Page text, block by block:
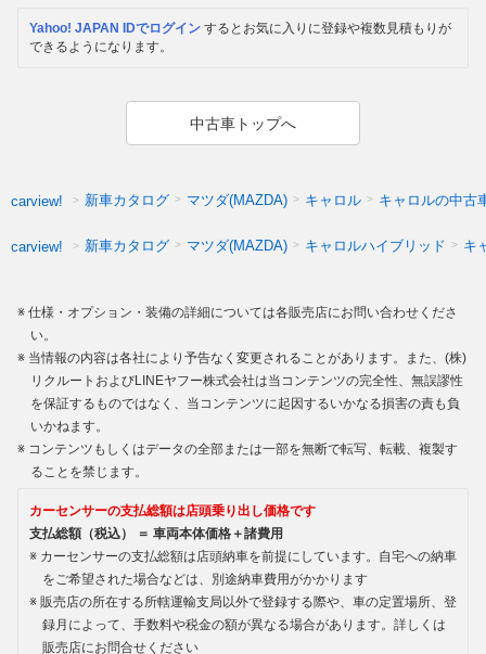
Yahoo! JAPAN IDでログイン するとお気に入りに登録や複数見積もりが
できるようになります。
中古車トップへ
carview! 新車カタログ マツダ(MAZDA) キャロル キャロルの中古
carview! 新車カタログ マツダ(MAZDA) キャロルハイブリッド キ
仕様・オプション・装備の詳細については各販売店にお問い合わせくださ
い。
当情報の内容は各社により予告なく変更されることがあります。また、(株)
リクルートおよびLINEヤフー株式会社は当コンテンツの完全性、無誤謬性
を保証するものではなく、当コンテンツに起因するいかなる損害の責も負
いかねます。
コンテンツもしくはデータの全部または一部を無断で転写、転載、複製す
ることを禁じます。
カーセンサーの支払総額は店頭乗り出し価格です
支払総額（税込） ＝ 車両本体価格＋諸費用
カーセンサーの支払総額は店頭納車を前提にしています。自宅への納車
をご希望された場合などは、別途納車費用がかかります
販売店の所在する所轄運輸支局以外で登録する際や、車の定置場所、登
録月によって、手数料や税金の額が異なる場合があります。詳しくは
販売店にお問合せください